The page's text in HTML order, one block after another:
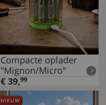
Compacte oplader
"Mignon/Micro"
€ 39,99
NIEUW